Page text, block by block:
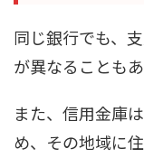
同じ銀行でも、
が異なることもあ
また、信用金庫
め、その地域に